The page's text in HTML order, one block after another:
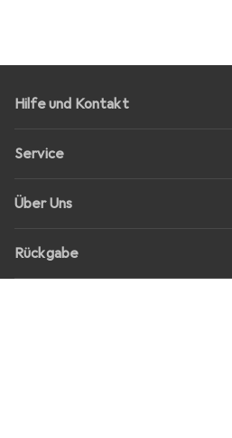
Hilfe und Kontakt
Service
Über Uns
Rückgabe